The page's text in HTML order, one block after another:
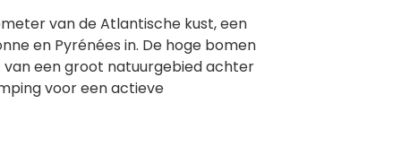
van de Atlantische kust, een
en Pyrénées in. De hoge bomen
een groot natuurgebied achter
voor een actieve